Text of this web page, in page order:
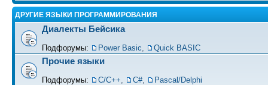
ДРУГИЕ ЯЗЫКИ ПРОГРАММИРОВАНИЯ
Диалекты Бейсика
Подфорумы: Power Basic, Quick BASIC
Прочие языки
Подфорумы: С/С++, C#, Pascal/Delphi